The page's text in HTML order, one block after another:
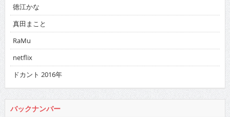
徳江かな
真田まこと
RaMu
netflix
ドカント 2016年
バックナンバー